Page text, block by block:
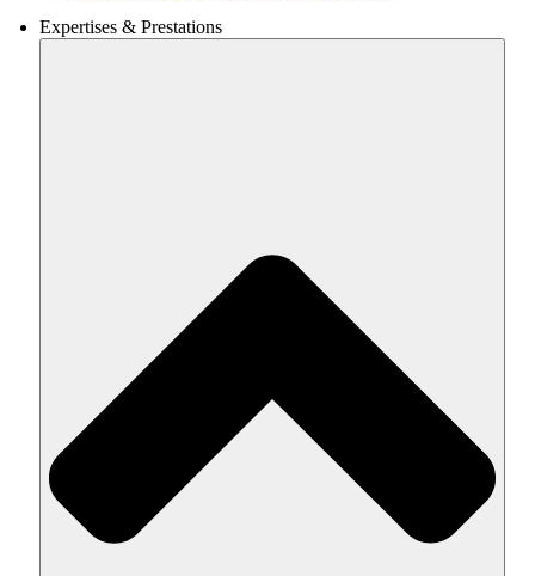
Expertises & Prestations